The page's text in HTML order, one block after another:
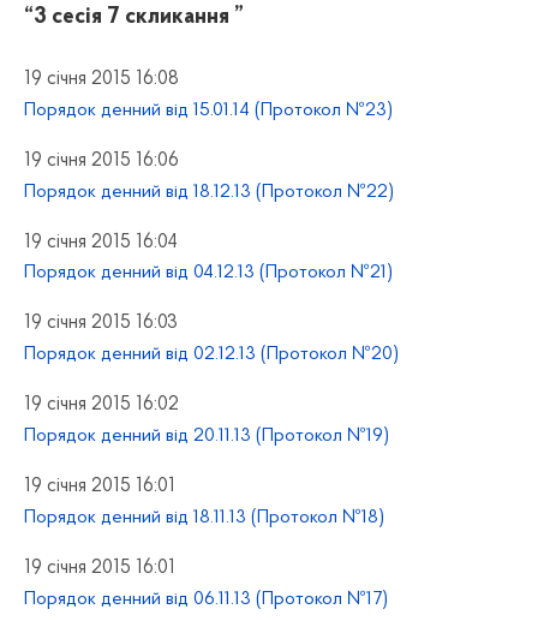
“3 сесія 7 скликання ”
19 січня 2015 16:08
Порядок денний від 15.01.14 (Протокол №23)
19 січня 2015 16:06
Порядок денний від 18.12.13 (Протокол №22)
19 січня 2015 16:04
Порядок денний від 04.12.13 (Протокол №21)
19 січня 2015 16:03
Порядок денний від 02.12.13 (Протокол №20)
19 січня 2015 16:02
Порядок денний від 20.11.13 (Протокол №19)
19 січня 2015 16:01
Порядок денний від 18.11.13 (Протокол №18)
19 січня 2015 16:01
Порядок денний від 06.11.13 (Протокол №17)